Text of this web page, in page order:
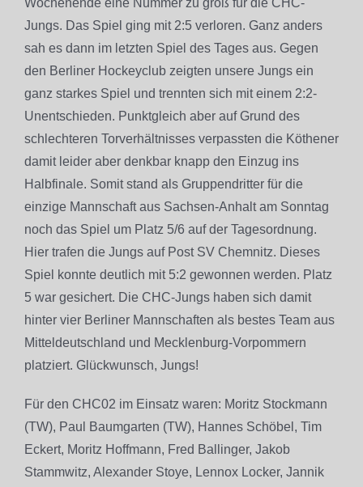
Wochenende eine Nummer zu groß für die CHC-
Jungs. Das Spiel ging mit 2:5 verloren. Ganz anders
sah es dann im letzten Spiel des Tages aus. Gegen
den Berliner Hockeyclub zeigten unsere Jungs ein
ganz starkes Spiel und trennten sich mit einem 2:2-
Unentschieden. Punktgleich aber auf Grund des
schlechteren Torverhältnisses verpassten die Köthener
damit leider aber denkbar knapp den Einzug ins
Halbfinale. Somit stand als Gruppendritter für die
einzige Mannschaft aus Sachsen-Anhalt am Sonntag
noch das Spiel um Platz 5/6 auf der Tagesordnung.
Hier trafen die Jungs auf Post SV Chemnitz. Dieses
Spiel konnte deutlich mit 5:2 gewonnen werden. Platz
5 war gesichert. Die CHC-Jungs haben sich damit
hinter vier Berliner Mannschaften als bestes Team aus
Mitteldeutschland und Mecklenburg-Vorpommern
platziert. Glückwunsch, Jungs!
Für den CHC02 im Einsatz waren: Moritz Stockmann
(TW), Paul Baumgarten (TW), Hannes Schöbel, Tim
Eckert, Moritz Hoffmann, Fred Ballinger, Jakob
Stammwitz, Alexander Stoye, Lennox Locker, Jannik